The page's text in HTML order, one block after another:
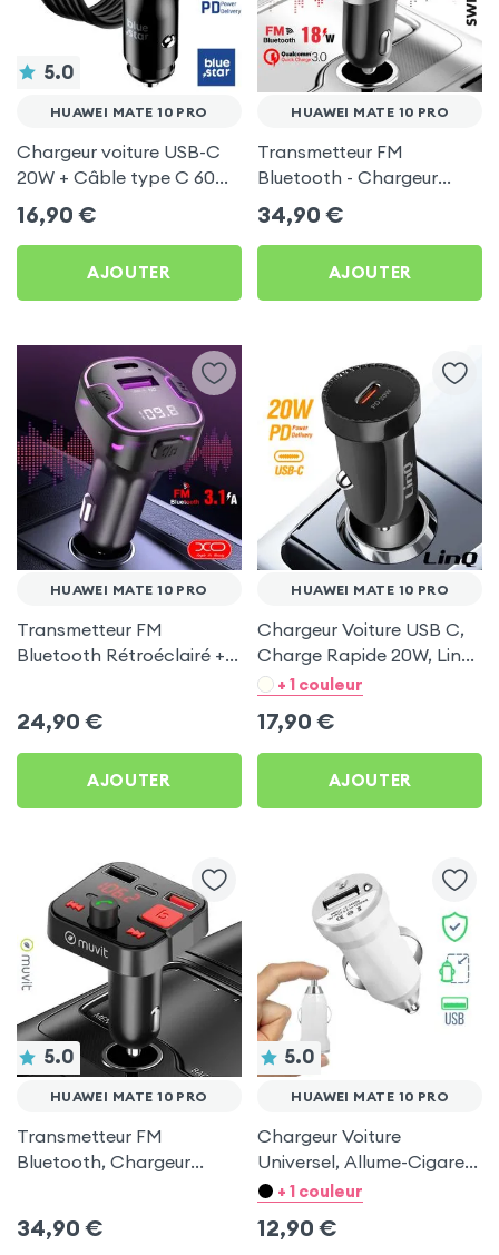
5.0
HUAWEI MATE 10 PRO
Chargeur voiture USB-C
20W + Câble type C 60W
Blue Star pour Huawei
Mate 10 Pro
16,90 €
AJOUTER
HUAWEI MATE 10 PRO
Transmetteur FM
Bluetooth - Chargeur
Voiture USB C + USB -
Swissten
34,90 €
AJOUTER
HUAWEI MATE 10 PRO
Transmetteur FM
Bluetooth Rétroéclairé +
24,90 €
AJOUTER
HUAWEI MATE 10 PRO
Chargeur Voiture USB C,
Charge Rapide 20W, LinQ
- Noir pour Huawei Mate
+ 1 couleur
17,90 €
AJOUTER
5.0
HUAWEI MATE 10 PRO
Transmetteur FM
Bluetooth, Chargeur
34,90 €
5.0
HUAWEI MATE 10 PRO
Chargeur Voiture
Universel, Allume-Cigare
Ultra Compact avec
+ 1 couleur
12,90 €